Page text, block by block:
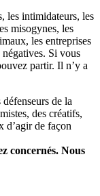
les intimidateurs, les
misogynes, les
les entreprises
Si vous
partir. Il n’y a
de la
des créatifs,
d’agir de façon
concernés. Nous